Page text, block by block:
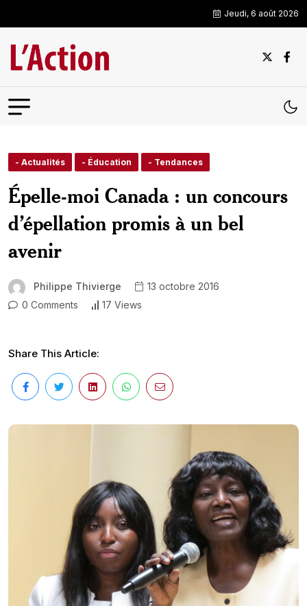
Jeudi, 6 août 2026
- Actualités - Éducation - Tendances
Épelle-moi Canada : un concours
d’épellation promis à un bel
avenir
Philippe Thivierge
13 octobre 2016
0 Comments
17 Views
Share This Article: